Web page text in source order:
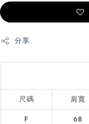
分享
尺碼 肩寬
F 68